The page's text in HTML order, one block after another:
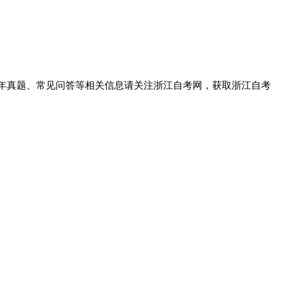
题、常见问答等相关信息请关注浙江自考网，获取浙江自考